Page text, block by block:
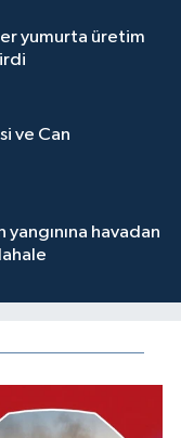
yumurta üretim
ve Can
yangınına havadan